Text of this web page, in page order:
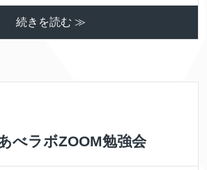
続きを読む ≫
べラボZOOM勉強会